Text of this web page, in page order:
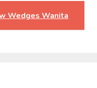
Wedges Wanita